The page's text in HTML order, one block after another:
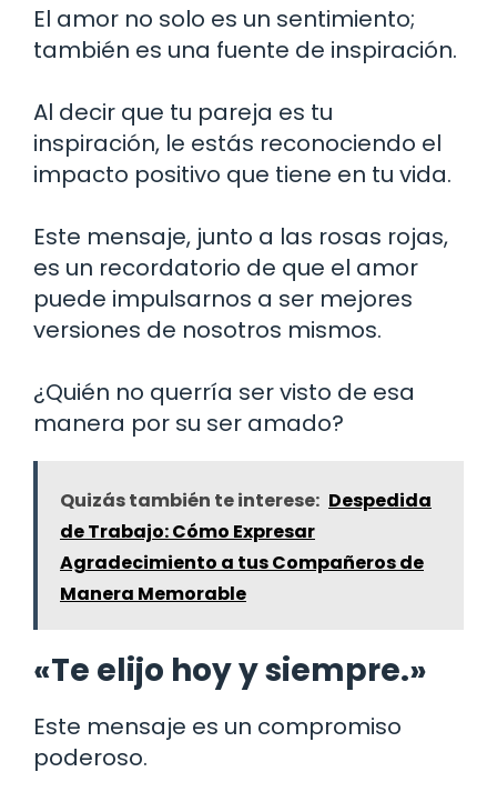
El amor no solo es un sentimiento;
también es una fuente de inspiración.
Al decir que tu pareja es tu
inspiración, le estás reconociendo el
impacto positivo que tiene en tu vida.
Este mensaje, junto a las rosas rojas,
es un recordatorio de que el amor
puede impulsarnos a ser mejores
versiones de nosotros mismos.
¿Quién no querría ser visto de esa
manera por su ser amado?
Quizás también te interese: Despedida
de Trabajo: Cómo Expresar
Agradecimiento a tus Compañeros de
Manera Memorable
«Te elijo hoy y siempre.»
Este mensaje es un compromiso
poderoso.